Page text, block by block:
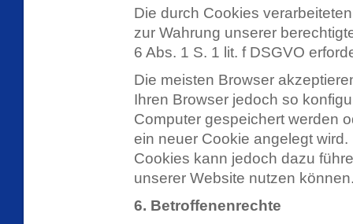
Die durch Cookies
zur Wahrung unserer
6 Abs. 1 S. 1 lit. f DSGVO
Die meisten Browser
Ihren Browser jedoch so
Computer gespeichert werden
ein neuer Cookie angelegt
Cookies kann jedoch dazu
unserer Website nutzen
6. Betroffenenrechte